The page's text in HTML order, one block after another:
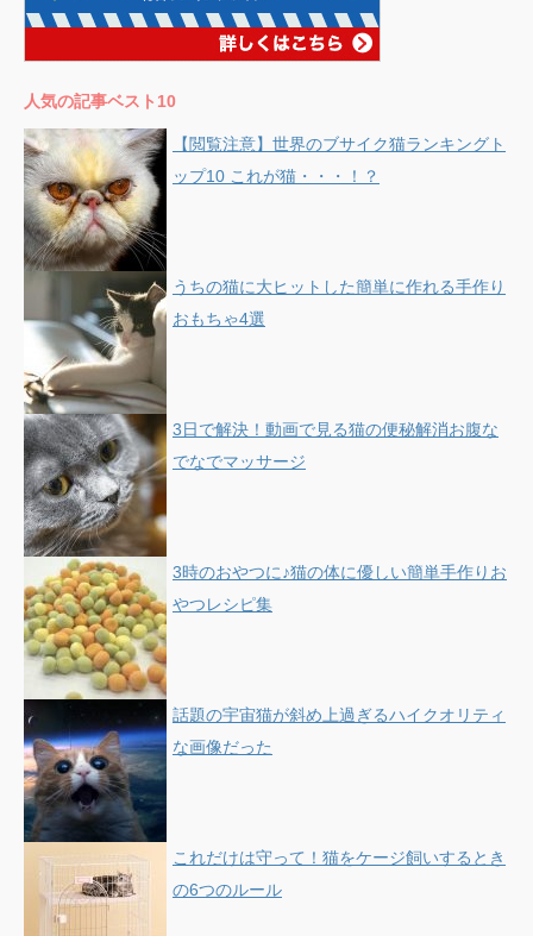
人気の記事ベスト10
【閲覧注意】世界のブサイク猫ランキングト
ップ10 これが猫・・・！？
うちの猫に大ヒットした簡単に作れる手作り
おもちゃ4選
3日で解決！動画で見る猫の便秘解消お腹な
でなでマッサージ
3時のおやつに♪猫の体に優しい簡単手作りお
やつレシピ集
話題の宇宙猫が斜め上過ぎるハイクオリティ
な画像だった
これだけは守って！猫をケージ飼いするとき
の6つのルール